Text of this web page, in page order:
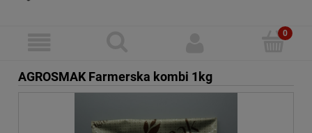
AGROSMAK Farmerska kombi 1kg